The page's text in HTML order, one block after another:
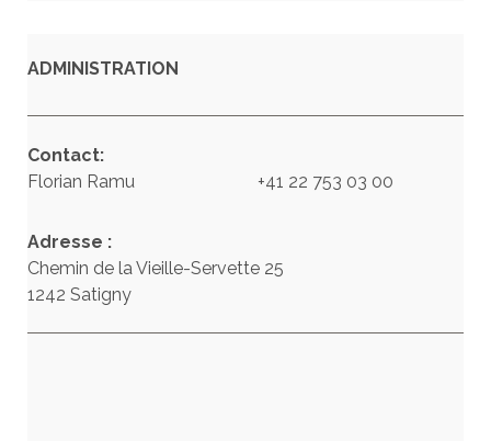
ADMINISTRATION
Contact:
Florian Ramu +41 22 753 03 00
Adresse :
Chemin de la Vieille-Servette 25
1242 Satigny